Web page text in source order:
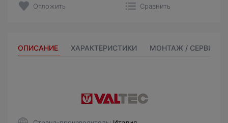
Отложить Сравнить
ОПИСАНИЕ ХАРАКТЕРИСТИКИ МОНТАЖ / СЕРВИС